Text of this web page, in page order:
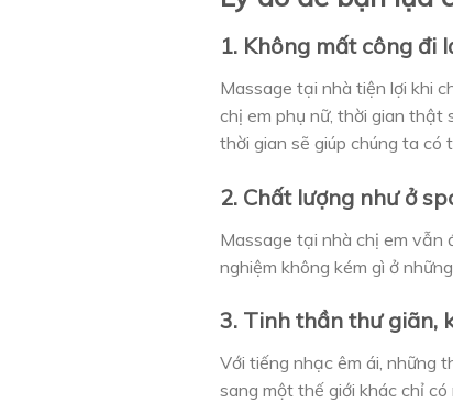
1. Không mất công đi
Massage tại nhà tiện lợi khi
chị em phụ nữ, thời gian thật
thời gian sẽ giúp chúng ta có
2. Chất lượng như ở
Massage tại nhà chị em vẫn
nghiệm không kém gì ở
3. Tinh thần thư giãn,
Với tiếng nhạc êm ái, những
sang một thế giới khác chỉ